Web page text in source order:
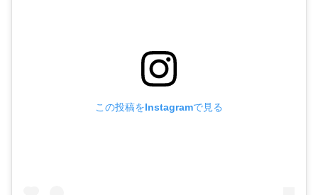
この投稿をInstagramで見る